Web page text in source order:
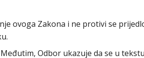
ovoga Zakona i ne protivi se
Odbor ukazuje da se u tekstu